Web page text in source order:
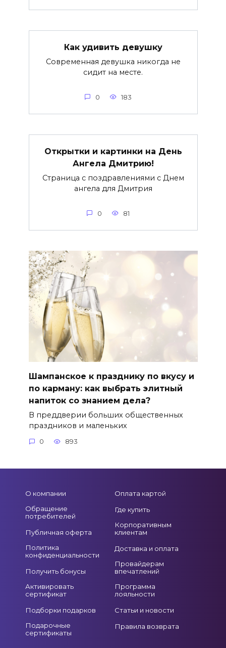
Как удивить девушку
Современная девушка никогда не
сидит на месте.
0 183
Открытки и картинки на День
Ангела Дмитрию!
Страница с поздравлениями с Днем
ангела для Дмитрия
0 81
Шампанское к празднику по вкусу и
по карману: как выбрать элитный
напиток со знанием дела?
В преддверии больших общественных
праздников и маленьких
0 893
О компании
Обращение
потребителей
Публичная оферта
Политика
конфиденциальности
Получить бонусы
Активировать
сертификат
Подборки подарков
Подарочные
сертификаты
Оплата картой
Где купить
Корпоративным
клиентам
Доставка и оплата
Провайдерам
впечатлений
Программа
лояльности
Статьи и новости
Правила возврата